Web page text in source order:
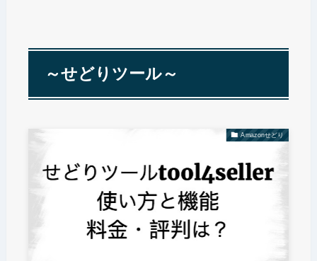
～せどりツール～
Amazonせどり